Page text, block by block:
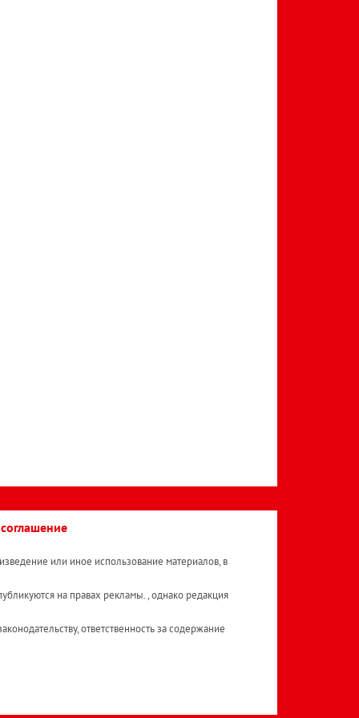
или иное использование материалов, в
на правах рекламы. , однако редакция
ответственность за содержание